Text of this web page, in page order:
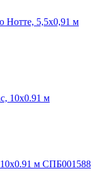
Нотте, 5,5x0,91 м
м СПБ001588